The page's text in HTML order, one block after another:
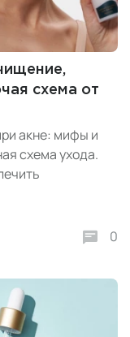
схема от
акне: мифы и
схема ухода.
кожу и как
ACIDO Anti-
0